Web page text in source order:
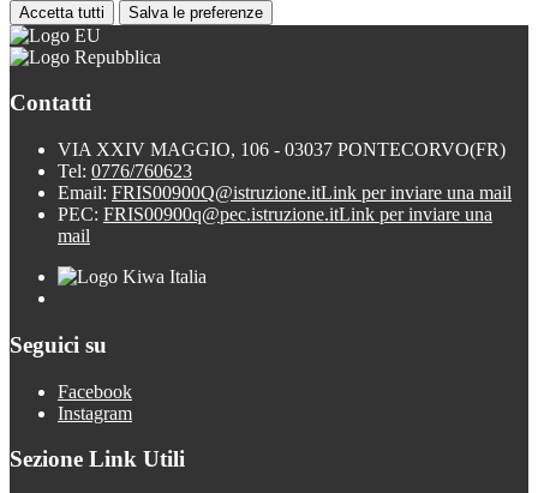
Accetta tutti Salva le preferenze
Contatti
VIA XXIV MAGGIO, 106 - 03037 PONTECORVO(FR)
Tel: 0776/760623
Email: FRIS00900Q@istruzione.itLink per inviare una mail
PEC: FRIS00900q@pec.istruzione.itLink per inviare una
mail
Seguici su
Facebook
Instagram
Sezione Link Utili